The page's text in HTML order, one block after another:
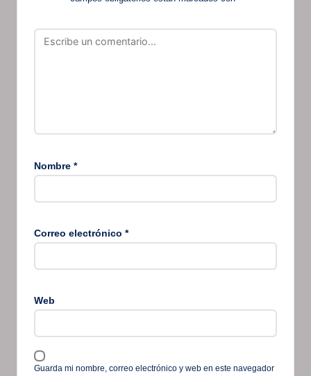
Nombre *
Correo electrónico *
Web
Guarda mi nombre, correo electrónico y web en este navegador